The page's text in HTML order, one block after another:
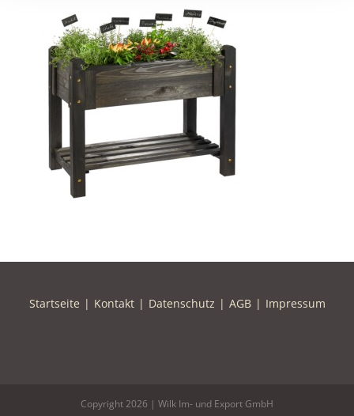
Startseite Kontakt Datenschutz AGB Impressum
Copyright2026 | Wilk Im- und Export GmbH